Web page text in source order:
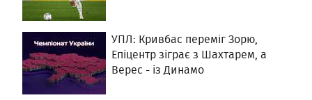
УПЛ: Кривбас переміг Зорю,
Епіцентр зіграє з Шахтарем, а
Верес - із Динамо